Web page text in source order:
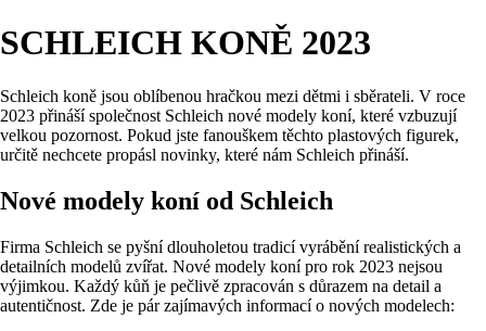
SCHLEICH KONĚ 2023
Schleich koně jsou oblíbenou hračkou mezi dětmi i sběrateli. V roce
2023 přináší společnost Schleich nové modely koní, které vzbuzují
velkou pozornost. Pokud jste fanouškem těchto plastových figurek,
určitě nechcete propásl novinky, které nám Schleich přináší.
Nové modely koní od Schleich
Firma Schleich se pyšní dlouholetou tradicí vyrábění realistických a
detailních modelů zvířat. Nové modely koní pro rok 2023 nejsou
výjimkou. Každý kůň je pečlivě zpracován s důrazem na detail a
autentičnost. Zde je pár zajímavých informací o nových modelech: